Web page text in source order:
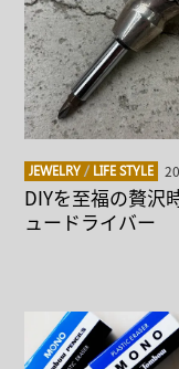
JEWELRY / LIFE STYLE
DIYを至福の贅沢
ュードライバー